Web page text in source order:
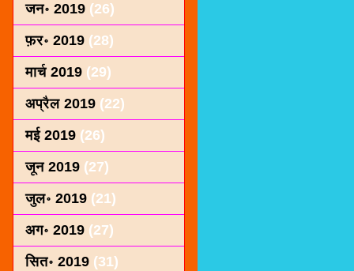
जन॰ 2019 (26)
फ़र॰ 2019 (28)
मार्च 2019 (29)
अप्रैल 2019 (22)
मई 2019 (26)
जून 2019 (27)
जुल॰ 2019 (21)
अग॰ 2019 (27)
सित॰ 2019 (31)